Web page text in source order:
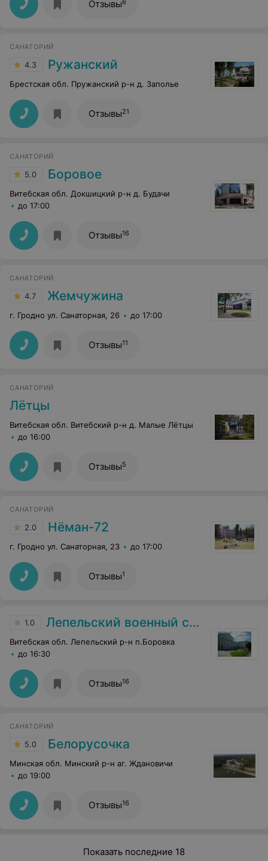
Отзывы
САНАТОРИЙ
4.3 Ружанский
Брестская обл. Пружанский р-н д. Заполье
Отзывы21
САНАТОРИЙ
5.0 Боровое
Витебская обл. Докшицкий р-н д. Будачи
до 17:00
Отзывы16
САНАТОРИЙ
4.7 Жемчужина
г. Гродно ул. Санаторная, 26 до 17:00
Отзывы11
САНАТОРИЙ
Лётцы
Витебская обл. Витебский р-н д. Малые Лётцы
до 16:00
Отзывы5
САНАТОРИЙ
2.0 Нёман-72
г. Гродно ул. Санаторная, 23 до 17:00
Отзывы1
1.0 Лепельский военный cанаторий
Витебская обл. Лепельский р-н п.Боровка
до 16:30
Отзывы16
САНАТОРИЙ
5.0 Белорусочка
Минская обл. Минский р-н аг. Ждановичи
до 19:00
Отзывы16
Показать последние 18